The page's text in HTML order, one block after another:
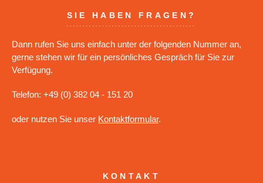
SIE HABEN FRAGEN?
Dann rufen Sie uns einfach unter der folgenden Nummer an,
gerne stehen wir für ein persönliches Gespräch für Sie zur
Verfügung.
Telefon: +49 (0) 382 04 - 151 20
oder nutzen Sie unser Kontaktformular.
KONTAKT